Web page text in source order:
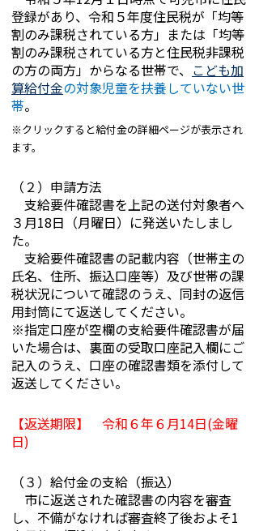
登録があり、令和５年度住民税が「均等
割のみ課税されている方」または「均等
割のみ課税されている方と住民税非課税
の方の両方」からなる世帯で、 こども加
算給付金の対象児童を扶養していない世
帯。
※クリックすると給付金の詳細ページが表示され
ます。
（２）申請方法
支給要件確認書を上記の送付対象者へ
３月18日（月曜日）に発送いたしまし
た。
支給要件確認書の記載内容（世帯主の
氏名、住所、振込口座等）及び世帯の課
税状況について確認のうえ、同封の返信
用封筒にて返送してください。
※指定口座が空欄の支給要件確認書が届
いた場合は、裏面の受取口座記入欄にご
記入のうえ、口座の確認書類を添付して
返送してください。
【返送期限】 令和６年６月14日(金曜
日)
（３）給付金の支給（振込）
市に返送された確認書の内容を審査
し、不備がなければ審査終了後およそ1